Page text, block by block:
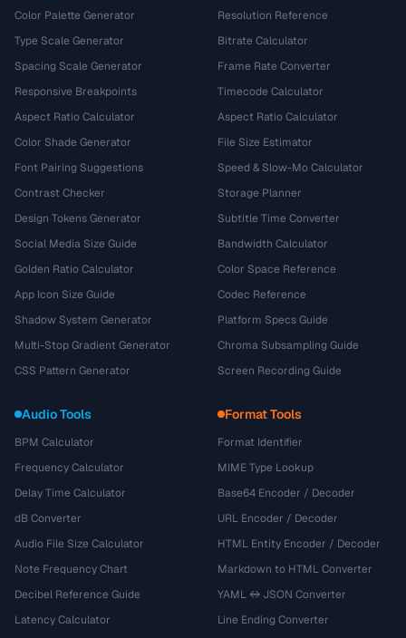
Color Palette Generator
Type Scale Generator
Spacing Scale Generator
Responsive Breakpoints
Aspect Ratio Calculator
Color Shade Generator
Font Pairing Suggestions
Contrast Checker
Design Tokens Generator
Social Media Size Guide
Golden Ratio Calculator
App Icon Size Guide
Shadow System Generator
Multi-Stop Gradient Generator
CSS Pattern Generator
Resolution Reference
Bitrate Calculator
Frame Rate Converter
Timecode Calculator
Aspect Ratio Calculator
File Size Estimator
Speed & Slow-Mo Calculator
Storage Planner
Subtitle Time Converter
Bandwidth Calculator
Color Space Reference
Codec Reference
Platform Specs Guide
Chroma Subsampling Guide
Screen Recording Guide
Audio Tools
BPM Calculator
Frequency Calculator
Delay Time Calculator
dB Converter
Audio File Size Calculator
Note Frequency Chart
Decibel Reference Guide
Latency Calculator
Format Tools
Format Identifier
MIME Type Lookup
Base64 Encoder / Decoder
URL Encoder / Decoder
HTML Entity Encoder / Decoder
Markdown to HTML Converter
YAML ↔ JSON Converter
Line Ending Converter